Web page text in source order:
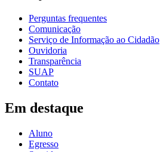
Perguntas frequentes
Comunicação
Serviço de Informação ao Cidadão
Ouvidoria
Transparência
SUAP
Contato
Em destaque
Aluno
Egresso